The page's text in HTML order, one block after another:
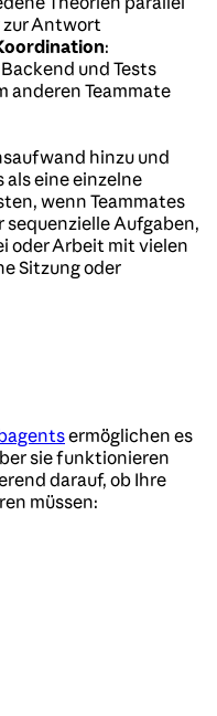
zur Antwort
:
und Tests
anderen Teammate
hinzu und
eine einzelne
wenn Teammates
sequenzielle Aufgaben,
oder Arbeit mit vielen
Sitzung oder
ermöglichen es
sie funktionieren
darauf, ob Ihre
müssen: